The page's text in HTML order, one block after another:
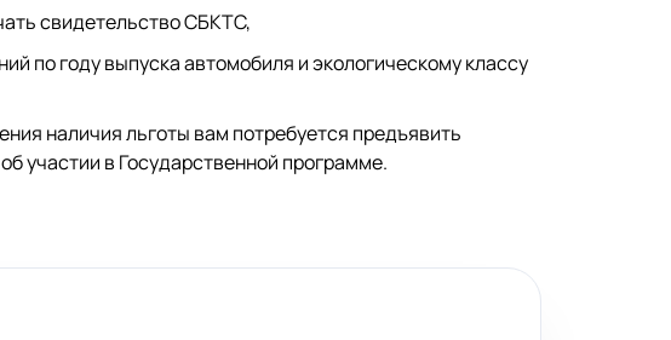
свидетельство СБКТС,
по году выпуска автомобиля и экологическому классу
наличия льготы вам потребуется предъявить
участии в Государственной программе.